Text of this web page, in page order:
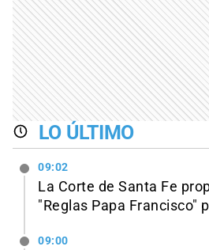
LO ÚLTIMO
09:02
La Corte de Santa Fe
"Reglas Papa Francisco"
09:00